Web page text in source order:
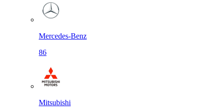
Mercedes-Benz
86
Mitsubishi